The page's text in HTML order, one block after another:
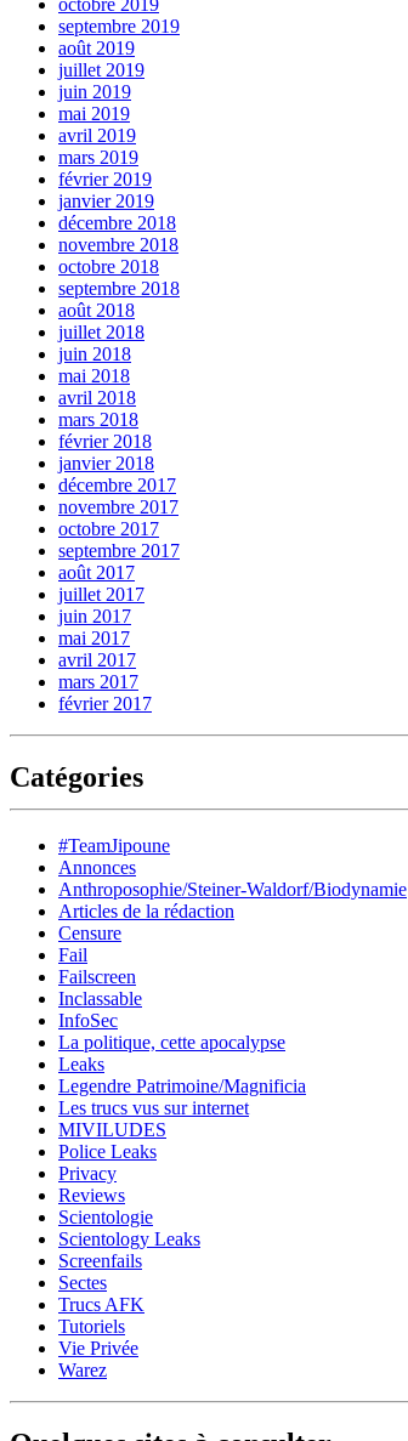
octobre 2019
septembre 2019
août 2019
juillet 2019
juin 2019
mai 2019
avril 2019
mars 2019
février 2019
janvier 2019
décembre 2018
novembre 2018
octobre 2018
septembre 2018
août 2018
juillet 2018
juin 2018
mai 2018
avril 2018
mars 2018
février 2018
janvier 2018
décembre 2017
novembre 2017
octobre 2017
septembre 2017
août 2017
juillet 2017
juin 2017
mai 2017
avril 2017
mars 2017
février 2017
Catégories
#TeamJipoune
Annonces
Anthroposophie/Steiner-Waldorf/Biodynamie
Articles de la rédaction
Censure
Fail
Failscreen
Inclassable
InfoSec
La politique, cette apocalypse
Leaks
Legendre Patrimoine/Magnificia
Les trucs vus sur internet
MIVILUDES
Police Leaks
Privacy
Reviews
Scientologie
Scientology Leaks
Screenfails
Sectes
Trucs AFK
Tutoriels
Vie Privée
Warez